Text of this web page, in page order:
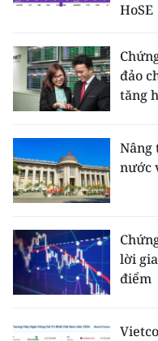
HoSE
đảo
tăng
Nâng
nước
lời
điểm